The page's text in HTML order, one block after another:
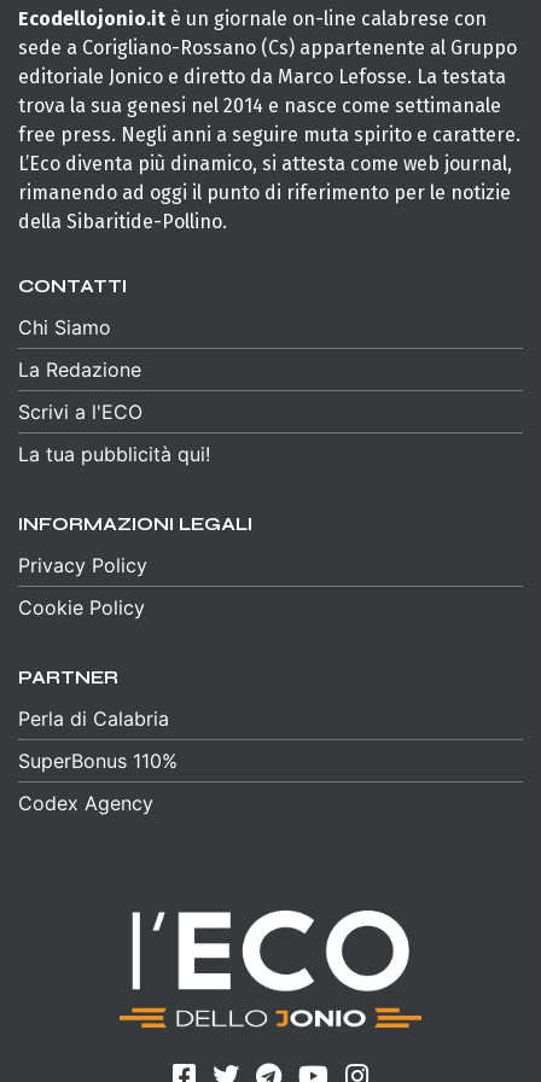
Ecodellojonio.it è un giornale on-line calabrese con
sede a Corigliano-Rossano (Cs) appartenente al Gruppo
editoriale Jonico e diretto da Marco Lefosse. La testata
trova la sua genesi nel 2014 e nasce come settimanale
free press. Negli anni a seguire muta spirito e carattere.
L’Eco diventa più dinamico, si attesta come web journal,
rimanendo ad oggi il punto di riferimento per le notizie
della Sibaritide-Pollino.
CONTATTI
Chi Siamo
La Redazione
Scrivi a l'ECO
La tua pubblicità qui!
INFORMAZIONI LEGALI
Privacy Policy
Cookie Policy
PARTNER
Perla di Calabria
SuperBonus 110%
Codex Agency